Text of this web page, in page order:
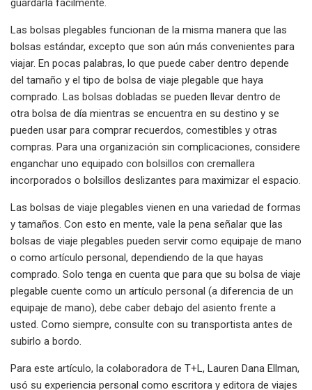
guardarla fácilmente.
Las bolsas plegables funcionan de la misma manera que las
bolsas estándar, excepto que son aún más convenientes para
viajar. En pocas palabras, lo que puede caber dentro depende
del tamaño y el tipo de bolsa de viaje plegable que haya
comprado. Las bolsas dobladas se pueden llevar dentro de
otra bolsa de día mientras se encuentra en su destino y se
pueden usar para comprar recuerdos, comestibles y otras
compras. Para una organización sin complicaciones, considere
enganchar uno equipado con bolsillos con cremallera
incorporados o bolsillos deslizantes para maximizar el espacio.
Las bolsas de viaje plegables vienen en una variedad de formas
y tamaños. Con esto en mente, vale la pena señalar que las
bolsas de viaje plegables pueden servir como equipaje de mano
o como artículo personal, dependiendo de la que hayas
comprado. Solo tenga en cuenta que para que su bolsa de viaje
plegable cuente como un artículo personal (a diferencia de un
equipaje de mano), debe caber debajo del asiento frente a
usted. Como siempre, consulte con su transportista antes de
subirlo a bordo.
Para este artículo, la colaboradora de T+L, Lauren Dana Ellman,
usó su experiencia personal como escritora y editora de viajes